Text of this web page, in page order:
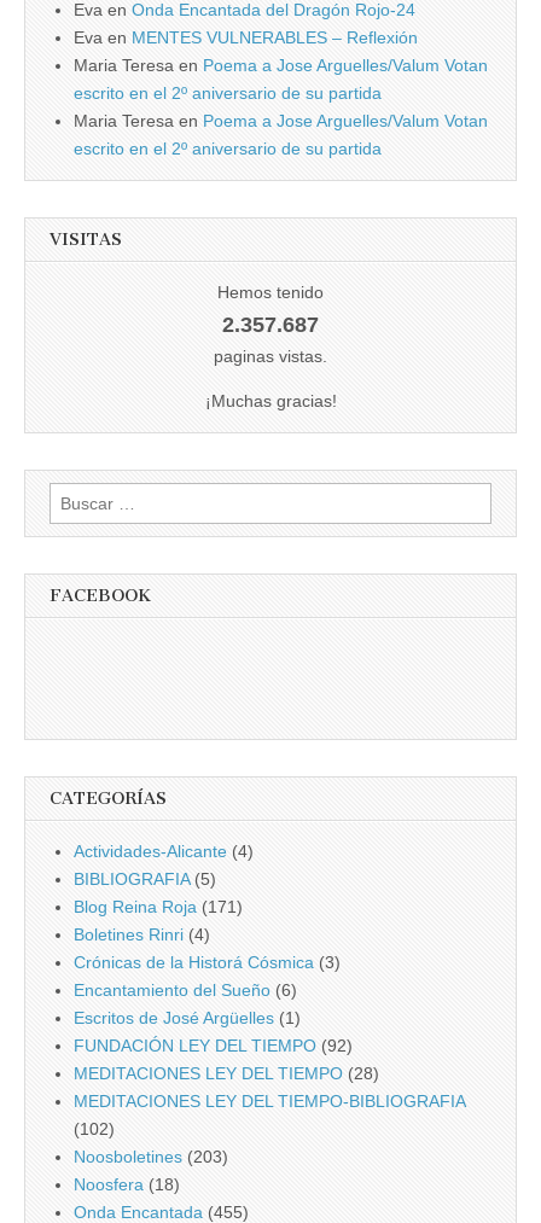
Eva en Onda Encantada del Dragón Rojo-24
Eva en MENTES VULNERABLES – Reflexión
Maria Teresa en Poema a Jose Arguelles/Valum Votan
escrito en el 2º aniversario de su partida
Maria Teresa en Poema a Jose Arguelles/Valum Votan
escrito en el 2º aniversario de su partida
VISITAS
Hemos tenido
2.357.687
paginas vistas.
¡Muchas gracias!
Buscar:
FACEBOOK
CATEGORÍAS
Actividades-Alicante (4)
BIBLIOGRAFIA(5)
Blog Reina Roja (171)
Boletines Rinri (4)
Crónicas de la Historá Cósmica (3)
Encantamiento del Sueño (6)
Escritos de José Argüelles (1)
FUNDACIÓN LEY DEL TIEMPO (92)
MEDITACIONES LEY DEL TIEMPO (28)
MEDITACIONES LEY DEL TIEMPO-BIBLIOGRAFIA
(102)
Noosboletines (203)
Noosfera (18)
Onda Encantada (455)